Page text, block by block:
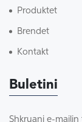
Produktet
Brendet
Kontakt
Buletini
Shkruani e-